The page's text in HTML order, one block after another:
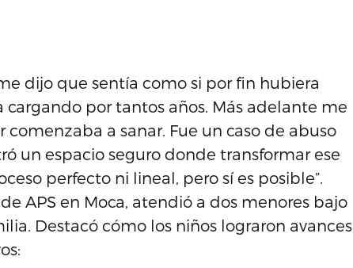
dijo que sentía como si por fin hubiera
por tantos años. Más adelante me
a sanar. Fue un caso de abuso
un espacio seguro donde transformar ese
perfecto ni lineal, pero sí es posible”.
APS en Moca, atendió a dos menores bajo
Destacó cómo los niños lograron avances